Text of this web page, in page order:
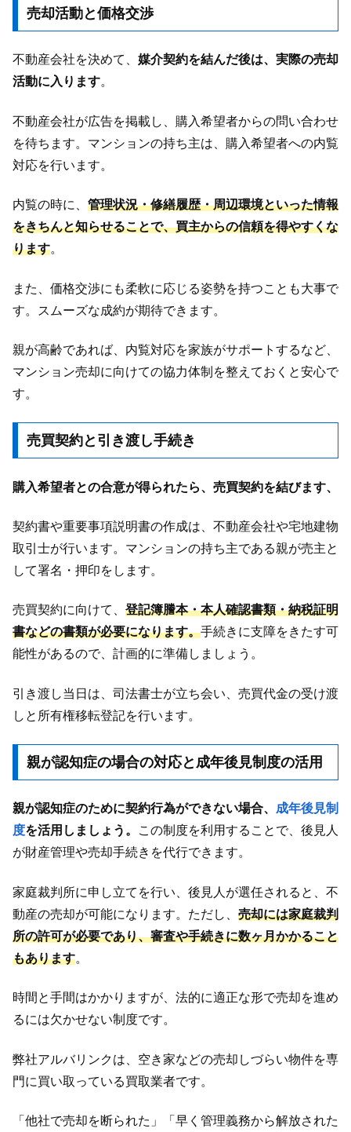
売却活動と価格交渉
不動産会社を決めて、 媒介契約を結んだ後は、実際の売却
活動に入ります。
不動産会社が広告を掲載し、購入希望者からの問い合わせ
を待ちます。マンションの持ち主は、購入希望者への内覧
対応を行います。
内覧の時に、 管理状況・修繕履歴・周辺環境といった情報
をきちんと知らせることで、買主からの信頼を得やすくな
ります。
また、価格交渉にも柔軟に応じる姿勢を持つことも大事で
す。スムーズな成約が期待できます。
親が高齢であれば、内覧対応を家族がサポートするなど、
マンション売却に向けての協力体制を整えておくと安心で
す。
売買契約と引き渡し手続き
購入希望者との合意が得られたら、売買契約を結びます、
契約書や重要事項説明書の作成は、不動産会社や宅地建物
取引士が行います。マンションの持ち主である親が売主と
して署名・押印をします。
売買契約に向けて、 登記簿謄本・本人確認書類・納税証明
書などの書類が必要になります。手続きに支障をきたす可
能性があるので、計画的に準備しましょう。
引き渡し当日は、司法書士が立ち会い、売買代金の受け渡
しと所有権移転登記を行います。
親が認知症の場合の対応と成年後見制度の活用
親が認知症のために契約行為ができない場合、 成年後見制
度を活用しましょう。
この制度を利用することで、後見人
が財産管理や売却手続きを代行できます。
家庭裁判所に申し立てを行い、後見人が選任されると、不
動産の売却が可能になります。ただし、 売却には家庭裁判
所の許可が必要であり、審査や手続きに数ヶ月かかること
もあります。
時間と手間はかかりますが、法的に適正な形で売却を進め
るには欠かせない制度です。
弊社アルバリンクは、空き家などの売却しづらい物件を専
門に買い取っている買取業者です。
「他社で売却を断られた」「早く管理義務から解放された